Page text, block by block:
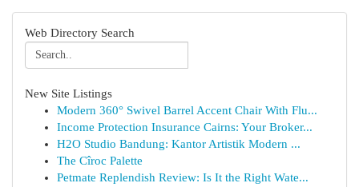
Web Directory Search
New Site Listings
Modern 360° Swivel Barrel Accent Chair With Flu...
Income Protection Insurance Cairns: Your Broker...
H2O Studio Bandung: Kantor Artistik Modern ...
The Cîroc Palette
Petmate Replendish Review: Is It the Right Wate...